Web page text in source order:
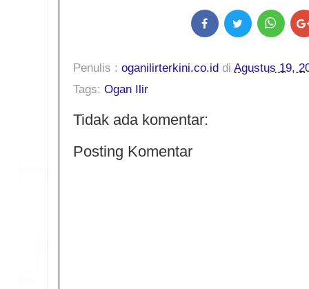
Penulis : oganilirterkini.co.id di Agustus 19,
Tags: Ogan Ilir
Tidak ada komentar:
Posting Komentar